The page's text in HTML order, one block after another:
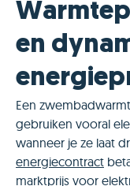
en
Een
gebruiken vooral
wanneer je ze laat
energiecontract
marktprijs voor